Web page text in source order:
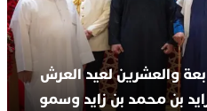
والعشرين لعيد العرش
بن محمد بن زايد وسمو